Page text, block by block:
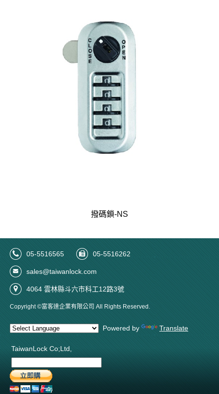
撥碼鎖-NS
05-5516565 05-5516262
sales@taiwanlock.com
4064 雲林縣斗六市科工12路3號
Copyright ©富客達企業有限公司 All Rights Reserved.
Powered by Translate
TaiwanLock Co;Ltd,